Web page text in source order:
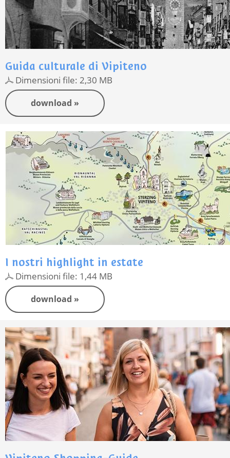
Guida culturale di Vipiteno
Dimensioni file: 2,30 MB
download »
I nostri highlight in estate
Dimensioni file: 1,44 MB
download »